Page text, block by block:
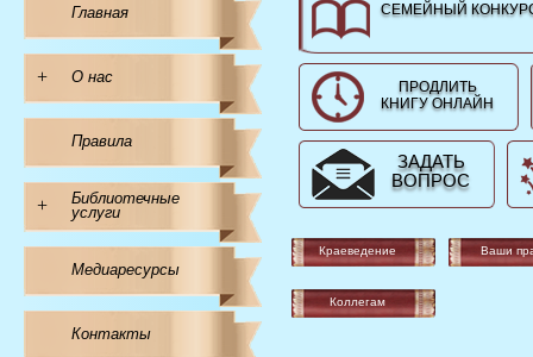
Главная
+ О нас
Правила
+
Библиотечные
услуги
Медиаресурсы
Контакты
СЕМЕЙНЫЙ
ПРОДЛИТЬ
КНИГУ ОНЛАЙН
ЗАДАТЬ
ВОПРОС
Краеведение Ваши
Коллегам